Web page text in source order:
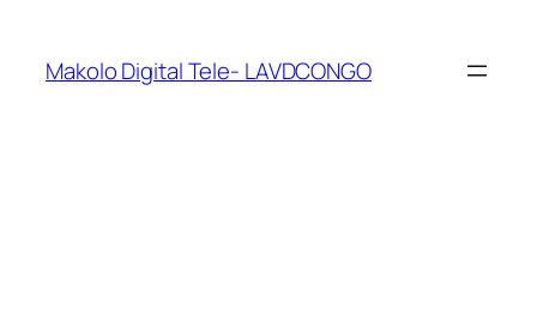
Makolo Digital Tele- LAVDCONGO